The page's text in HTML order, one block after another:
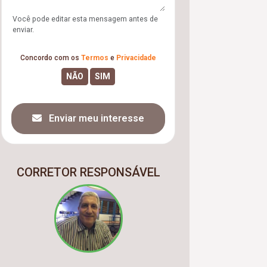
Você pode editar esta mensagem antes de
enviar.
Concordo com os Termos e Privacidade
Enviar meu interesse
CORRETOR RESPONSÁVEL